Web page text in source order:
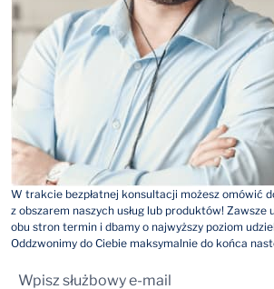
W trakcie bezpłatnej konsultacji możesz omówić
z obszarem naszych usług lub produktów! Zawsze
obu stron termin i dbamy o najwyższy poziom
Oddzwonimy do Ciebie maksymalnie do końca